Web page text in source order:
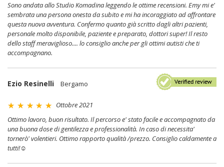
Sono andata allo Studio Komadina leggendo le ottime recensioni. Emy mi e'
sembrata una persona onesta da subito e mi ha incoraggiato ad affrontare
questa nuova avventura. Confermo quanto già scritto dagli altri pazienti,
personale molto disponibile, paziente e preparato, dottori super! Il resto
dello staff meraviglioso.... lo consiglio anche per gli ottimi autisti che ti
accompagnano.
Ezio Resinelli Bergamo
Ottobre 2021
Ottimo lavoro, buon risultato. Il percorso e' stato facile e accompagnato da
una buona dose di gentilezza e professionalità. In caso di necessita'
tornerò' volentieri. Ottimo rapporto qualità /prezzo. Consiglio caldamente a
tutti!☺